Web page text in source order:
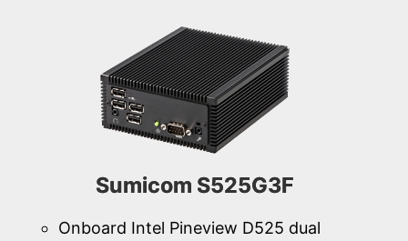
Sumicom S525G3F
Onboard Intel Pineview D525 dual